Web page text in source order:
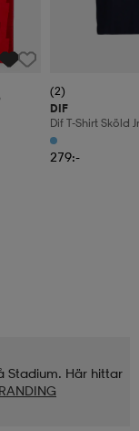
(2)
DIF
Dif T-Shirt Sköld Jr
279:-
Stadium. Här hittar